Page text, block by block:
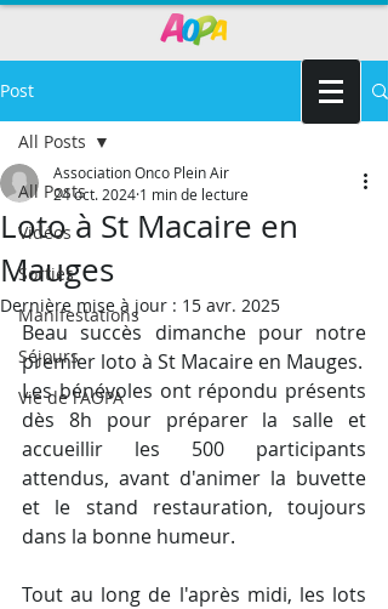
Post
All Posts
Vidéos
Sorties
Manifestations
Séjours
Vie de l'AOPA
All Posts
Loto à St Macaire en
Mauges
Association Onco Plein Air
24 oct. 2024 1 min de lecture
Dernière mise à jour : 15 avr. 2025
Beau succès dimanche pour notre
premier loto à St Macaire en Mauges.
Les bénévoles ont répondu présents
dès 8h pour préparer la salle et
accueillir les 500 participants
attendus, avant d'animer la buvette
et le stand restauration, toujours
dans la bonne humeur.
Tout au long de l'après midi, les lots